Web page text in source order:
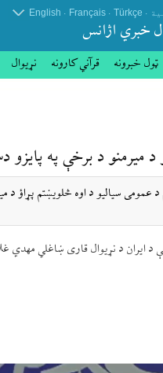
.
Türkçe
.
Français
.
English
خبري اژانس
ټول خبرونه قرآني کارونه نړيوال
د میرمنو د برخې په
د ایران د نړیوال قاری ښاغلي